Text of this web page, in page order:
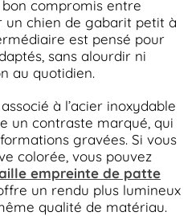
compromis entre
chien de gabarit petit à
est pensé pour
sans alourdir ni
au quotidien.
à l’acier inoxydable
un contraste marqué, qui
gravées. Si vous
colorée, vous pouvez
empreinte de patte
un rendu plus lumineux
qualité de matériau.